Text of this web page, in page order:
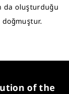
da oluşturduğu
doğmuştur.
of the